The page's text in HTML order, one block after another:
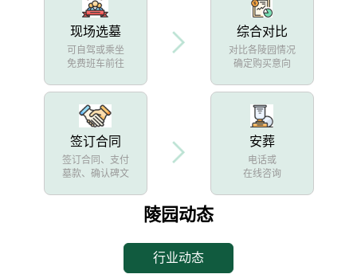
现场选墓
可自驾或乘坐
免费班车前往
综合对比
对比各陵园情况
确定购买意向
签订合同
签订合同、支付
墓款、确认碑文
安葬
电话或
在线咨询
陵园动态
行业动态